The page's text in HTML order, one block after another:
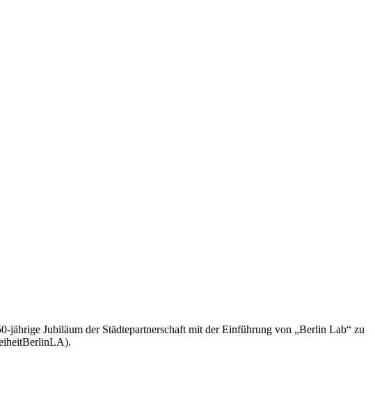
jährige Jubiläum der Städtepartnerschaft mit der Einführung von „Berlin Lab“ zu